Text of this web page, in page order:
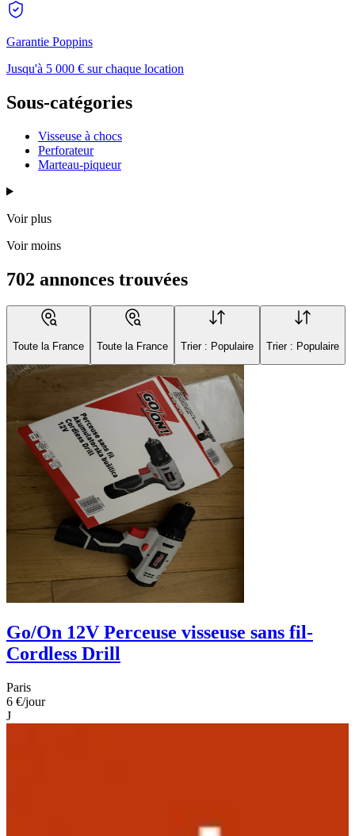
Garantie Poppins
Jusqu'à 5 000 € sur chaque location
Sous-catégories
Visseuse à chocs
Perforateur
Marteau-piqueur
Voir plus
Voir moins
702 annonces trouvées
Toute la France Toute la France Trier : Populaire Trier : Populaire
Go/On 12V Perceuse visseuse sans fil-
Cordless Drill
Paris
6 €/jour
J